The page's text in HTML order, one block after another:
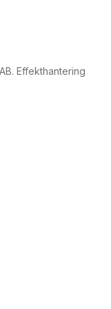
Effekthantering